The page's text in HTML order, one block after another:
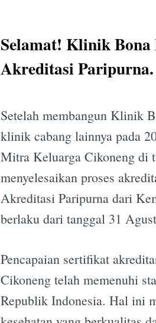
Selamat! Klinik
Akreditasi Paripurna.
Setelah membangun Klinik
klinik cabang lainnya pada
Mitra Keluarga Cikoneng di
menyelesaikan proses
Akreditasi Paripurna dari
berlaku dari tanggal 31
Pencapaian sertifikat
Cikoneng telah memenuhi
Republik Indonesia. Hal ini